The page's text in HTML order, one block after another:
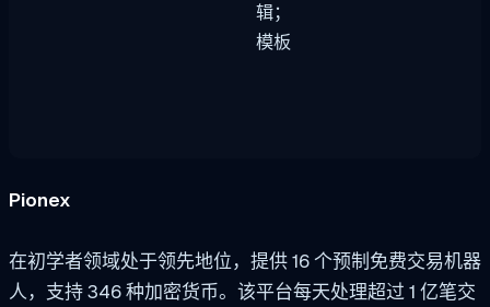
辑；
模板
Pionex
在初学者领域处于领先地位，提供 16 个预制免费交易机器
人，支持 346 种加密货币。该平台每天处理超过 1 亿笔交